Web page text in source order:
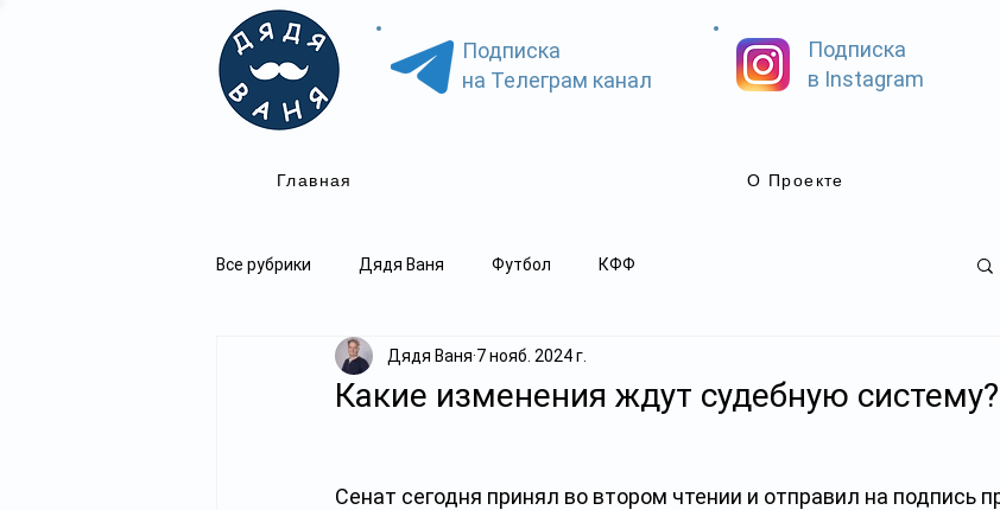
Подписка
на Телеграм канал
Главная
Подписка
в Instagram
О Проекте
Все рубрики Дядя Ваня Футбол КФФ
Какие изменения ждут судебную систему?
Дядя Ваня 7 нояб. 2024 г.
Сенат сегодня принял во втором чтении и отправил на подпись